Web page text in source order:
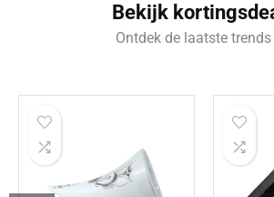
Bekijk
Ontdek de laatste trends